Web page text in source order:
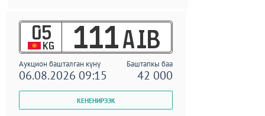
05
KG 111 AIB
Аукцион башталган күнү Баштапкы баа
06.08.2026 09:15 42 000